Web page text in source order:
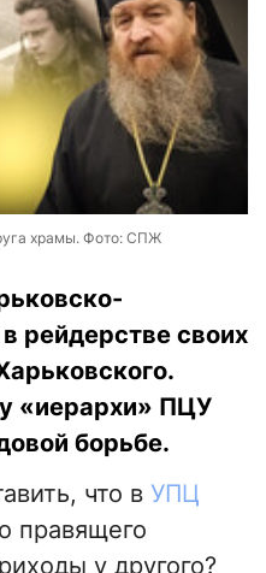
храмы. Фото: СПЖ
рейдерстве своих
«иерархи» ПЦУ
борьбе.
что в УПЦ
правящего
у другого?